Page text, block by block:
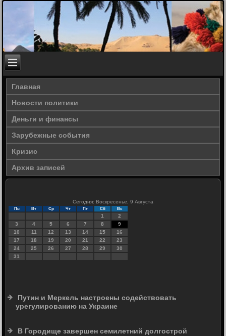
Главная
Новости политики
Деньги и финансы
Зарубежные события
Кризис
Архив записей
Сегодня: Воскресенье, 9 Августа
Пн Вт Ср Чт Пт Сб Вс
1
2
3
4 5 6 7 8
9
10
11 12 13 14 15
16
17
18 19 20 21 22
23
24
25 26 27 28 29
30
31
Путин и Меркель настроены содействовать
урегулированию на Украине
В Городище завершен семилетний долгострой